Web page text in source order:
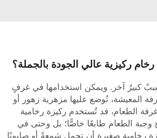
ركيزية عالي الجودة بالجملة؟
كبيرٌ آخر. ويمكن استخدامها في غرفٍ
المعيشة، تُوضع عليها مزهرية زهور أو
الطعام، قد تُستخدم ركيزة رخامية
وجبة الطعام طابعًا خاصًّا؛ بل وحتى في
رخامية صغيرة أن تحمل شمعةً أو صابونًا